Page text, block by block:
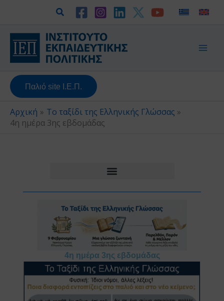
περιεχόμενο
Αναζήτηση
Παλιό site Ι.Ε.Π.
Αρχική
Το ταξίδι της Ελληνικής Γλώσσας
4η ημέρα 3ης εβδομάδας
4η ημέρα 3ης εβδομάδας